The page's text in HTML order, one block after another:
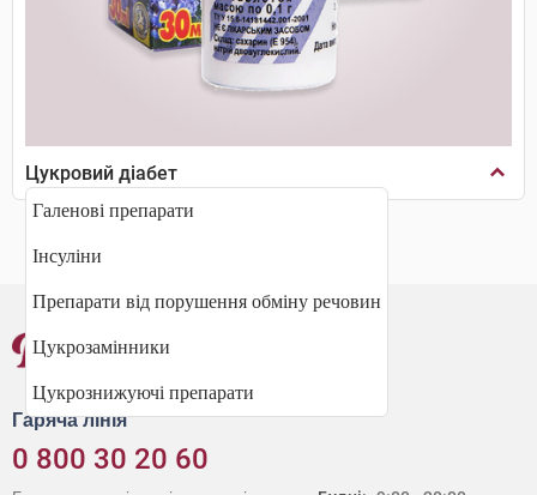
Цукровий діабет
Галенові препарати
Інсуліни
Препарати від порушення обміну речовин
Цукрозамінники
Цукрознижуючі препарати
Гаряча лінія
0 800 30 20 60